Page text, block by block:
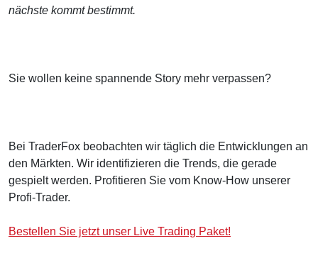
nächste kommt bestimmt.
Sie wollen keine spannende Story mehr verpassen?
Bei TraderFox beobachten wir täglich die Entwicklungen an
den Märkten. Wir identifizieren die Trends, die gerade
gespielt werden. Profitieren Sie vom Know-How unserer
Profi-Trader.
Bestellen Sie jetzt unser Live Trading Paket!